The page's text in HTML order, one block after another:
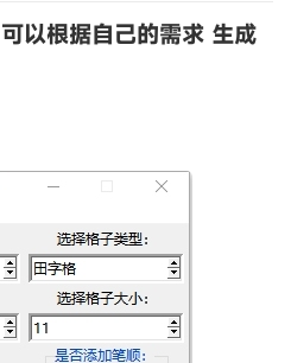
以根据自己的需求 生成